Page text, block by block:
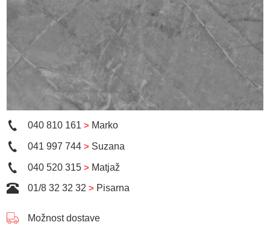
040 810 161> Marko
041 997 744> Suzana
040 520 315> Matjaž
01/8 32 32 32> Pisarna
Možnost dostave